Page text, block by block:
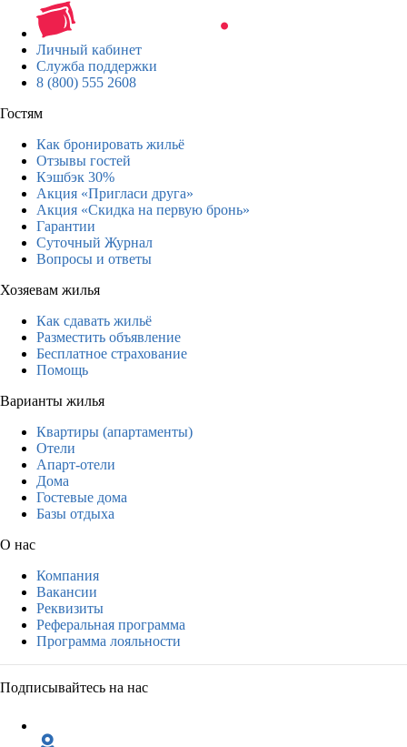
Личный кабинет
Служба поддержки
8 (800) 555 2608
Гостям
Как бронировать жильё
Отзывы гостей
Кэшбэк 30%
Акция «Пригласи друга»
Акция «Скидка на первую бронь»
Гарантии
Суточный Журнал
Вопросы и ответы
Хозяевам жилья
Как сдавать жильё
Разместить объявление
Бесплатное страхование
Помощь
Варианты жилья
Квартиры (апартаменты)
Отели
Апарт-отели
Дома
Гостевые дома
Базы отдыха
О нас
Компания
Вакансии
Реквизиты
Реферальная программа
Программа лояльности
Подписывайтесь на нас